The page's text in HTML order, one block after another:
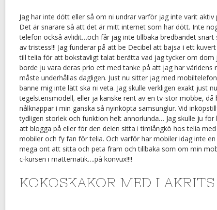
Jag har inte dött eller så om ni undrar varför jag inte varit aktiv
Det är snarare så att det är mitt internet som har dött. Inte
telefon också avlidit…och får jag inte tillbaka bredbandet snart
av tristess!!! Jag funderar på att be Decibel att bajsa i ett
till telia för att bokstavligt talat berätta vad jag tycker om dom
borde ju vara deras prio ett med tanke på att jag har världens
måste underhållas dagligen. Just nu sitter jag med
banne mig inte lätt ska ni veta. Jag skulle verkligen exakt just
tegelstensmodell, eller ja kanske rent av en tv-stor mobbe,
nålknappar i min ganska så nyinköpta samsunglur. Vid
tydligen storlek och funktion helt annorlunda… Jag skulle ju
att blogga på eller för den delen sitta i timlångkö hos telia
mobiler och fy fan för telia. Och varför har mobiler idag inte en
mega ont att sitta och peta fram och tillbaka som om min
c-kursen i mattematik….på konvux!!!!
KOKOSKAKOR MED